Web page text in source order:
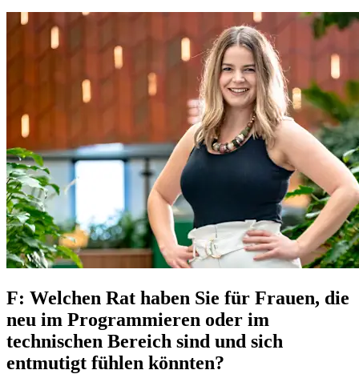
F: Welchen Rat haben Sie für Frauen, die
neu im Programmieren oder im
technischen Bereich sind und sich
entmutigt fühlen könnten?